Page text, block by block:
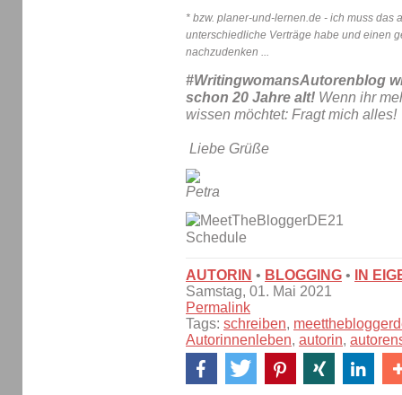
* bzw. planer-und-lernen.de - ich muss das
unterschiedliche Verträge habe und einen
nachzudenken ...
#WritingwomansAutorenblog
schon 20 Jahre alt! Wenn ihr
wissen möchtet: Fragt mich alles!
Liebe Grüße
AUTORIN • BLOGGING •
IN
Samstag, 01. Mai 2021
Permalink
Tags: schreiben,
Autorinnenleben, autorin,